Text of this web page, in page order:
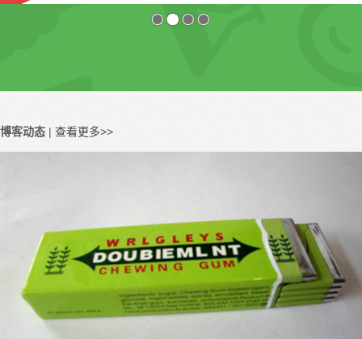
3
博客动态 | 查看更多>>